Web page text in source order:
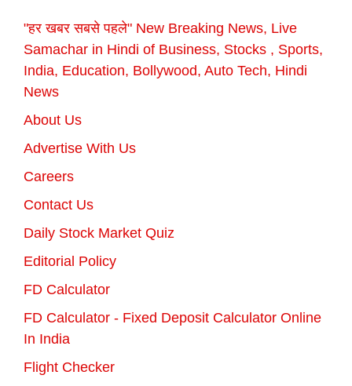
"हर खबर सबसे पहले" New Breaking News, Live
Samachar in Hindi of Business, Stocks , Sports,
India, Education, Bollywood, Auto Tech, Hindi
News
About Us
Advertise With Us
Careers
Contact Us
Daily Stock Market Quiz
Editorial Policy
FD Calculator
FD Calculator - Fixed Deposit Calculator Online
In India
Flight Checker